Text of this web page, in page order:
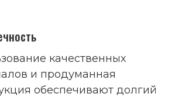
качественных
и продуманная
обеспечивают долгий